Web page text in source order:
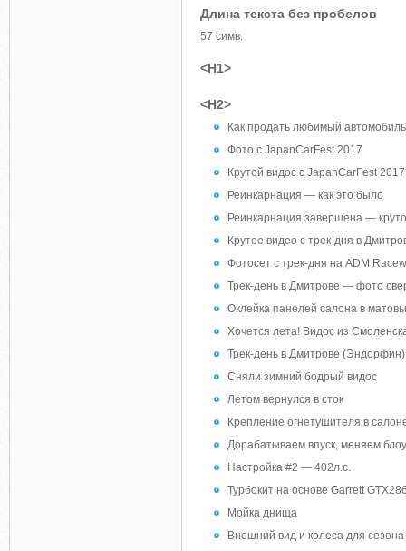
Длина текста без пробелов
57 симв.
<H1>
<H2>
Как продать любимый
Фото с JapanCarFest 2017
Крутой видос с JapanCarFest 2017
Реинкарнация — как это было
Реинкарнация завершена —
Крутое видео с трек-дня в
Фотосет с трек-дня на ADM
Трек-день в Дмитрове — фото
Оклейка панелей салона в
Хочется лета! Видос из
Трек-день в Дмитрове
Сняли зимний бодрый видос
Летом вернулся в сток
Крепление огнетушителя в
Дорабатываем впуск, меняем
Настройка #2 — 402л.с.
Турбокит на основе Garrett
Мойка днища
Внешний вид и колеса для